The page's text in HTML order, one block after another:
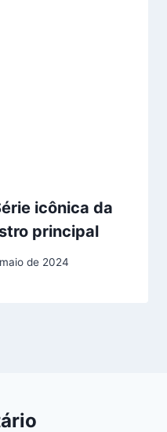
icônica da
principal
de 2024